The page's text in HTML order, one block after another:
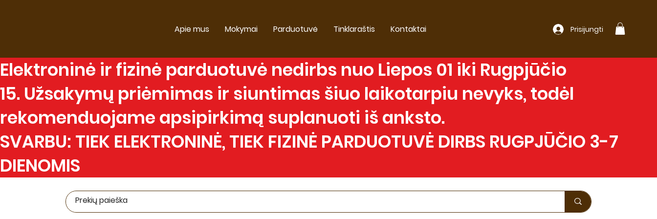
Prisijungti
Apie mus Mokymai Parduotuvė Tinklaraštis Kontaktai
Elektroninė ir fizinė parduotuvė nedirbs nuo Liepos 01 iki Rugpjūčio
15. Užsakymų priėmimas ir siuntimas šiuo laikotarpiu nevyks, todėl
rekomenduojame apsipirkimą suplanuoti iš anksto.
SVARBU: TIEK ELEKTRONINĖ, TIEK FIZINĖ PARDUOTUVĖ DIRBS RUGPJŪČIO 3-7
DIENOMIS